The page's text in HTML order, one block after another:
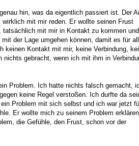
hin, was da eigentlich passiert ist. Der
mit mir reden. Er wollte seinen Frust
mit mir in Kontakt zu kommen
der Lage umgehen können, damit es für
keinen Kontakt mit mir, keine Verbindung,
nichts gebracht, wenn ich mit ihm in
Problem. Ich hatte nichts falsch gemacht,
keine Regel verstoßen. Ich durfte da
Problem mit sich selbst und ich war jetzt
Er wollte mich zu seinem Problem
die Gefühle, den Frust, schon vor der